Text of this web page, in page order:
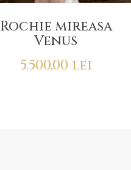
Rochie mireasa
Venus
5.500,00 lei